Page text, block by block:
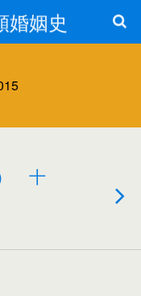
婚姻史
） 十